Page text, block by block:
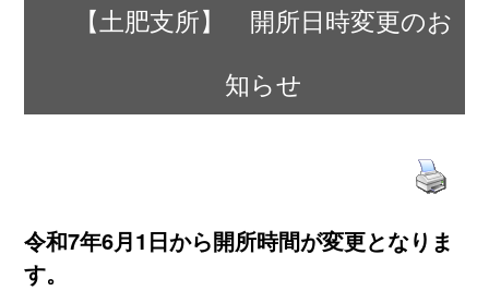
【土肥支所】 開所日時変更のお
知らせ
令和7年6月1日から開所時間が変更となりま
す。